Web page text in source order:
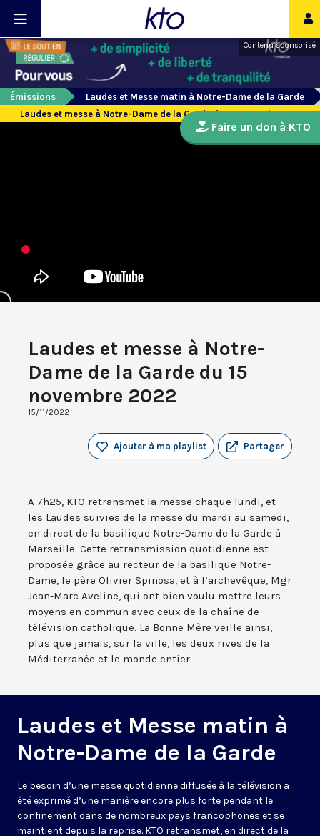
Contenu sponsorisé
Émissions
Laudes et Messe matin à Notre-Dame de la Garde
Laudes et messe à Notre-Dame de la Garde du 15 novembre 2022
Laudes et messe à Notre-
Dame de la Garde du 15
novembre 2022
15/11/2022
Partager
Ajouter à ma playlist
A 7h25, KTO retransmet la messe chaque lundi, et
les Laudes suivies de la messe du mardi au samedi,
en direct de la basilique Notre-Dame de la Garde à
Marseille. Cette retransmission quotidienne est
proposée grâce au recteur de la basilique Notre-
Dame, le père Olivier Spinosa, et à l’archevêque, Mgr
Jean-Marc Aveline, qui ont bien voulu mettre leurs
moyens en commun avec ceux de la chaîne de
télévision catholique. La Bonne Mère veille ainsi,
plus que jamais, sur la ville, les deux rives de la
Méditerranée et le monde entier.
Laudes et Messe matin à
Notre-Dame de la Garde
Le besoin d’une messe quotidienne diffusée à la télévision a
été exprimé d’une manière encore plus forte pendant le
confinement dans de nombreux pays francophones et se
maintient depuis la reprise. KTO retransmet, en direct de la
Faire un don à KTO